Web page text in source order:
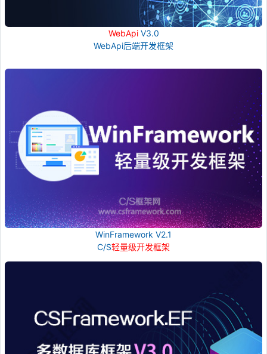
WebApiV3.0
WebApi后端开发框架
WinFramework V2.1
C/S轻量级开发框架